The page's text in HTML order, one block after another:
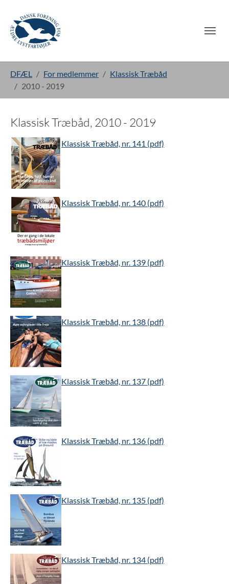
DFÆL For medlemmer
Klassisk Træbåd
2010 - 2019
Klassisk Træbåd, 2010 - 2019
Klassisk Træbåd, nr. 141 (pdf)
Klassisk Træbåd, nr. 140 (pdf)
Klassisk Træbåd, nr. 139 (pdf)
Klassisk Træbåd, nr. 138 (pdf)
Klassisk Træbåd, nr. 137 (pdf)
Klassisk Træbåd, nr. 136 (pdf)
Klassisk Træbåd, nr. 135 (pdf)
Klassisk Træbåd, nr. 134 (pdf)